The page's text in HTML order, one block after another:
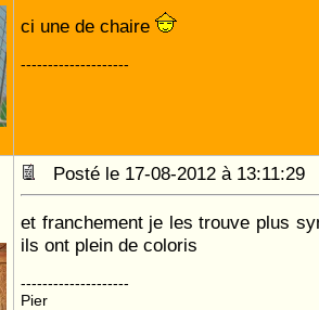
ci une de chaire
--------------------
Posté le 17-08-2012 à
et franchement je les trouve plus
ils ont plein de coloris
--------------------
Pier